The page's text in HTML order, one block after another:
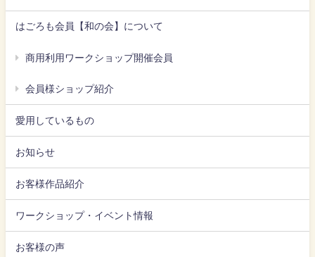
はごろも会員【和の会】について
商用利用ワークショップ開催会員
会員様ショップ紹介
愛用しているもの
お知らせ
お客様作品紹介
ワークショップ・イベント情報
お客様の声